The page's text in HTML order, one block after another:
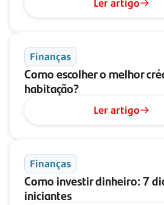
Ler artigo
Finanças
Como escolher o melhor
habitação?
Ler artigo
Finanças
Como investir dinheiro: 7
iniciantes